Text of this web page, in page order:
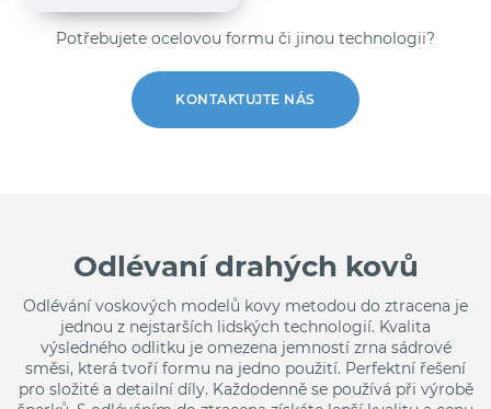
Potřebujete ocelovou formu či jinou technologii?
KONTAKTUJTE NÁS
Odlévaní drahých kovů
Odlévání voskových modelů kovy metodou do ztracena je
jednou z nejstarších lidských technologií. Kvalita
výsledného odlitku je omezena jemností zrna sádrové
směsi, která tvoří formu na jedno použití. Perfektní řešení
pro složité a detailní díly. Každodenně se používá při výrobě